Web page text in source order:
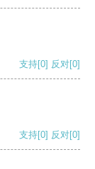
支持[0] 反对[0]
支持[0] 反对[0]